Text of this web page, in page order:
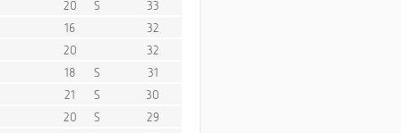
20 S
33
16
32
20
32
18
S
31
21
S
30
20
S
29